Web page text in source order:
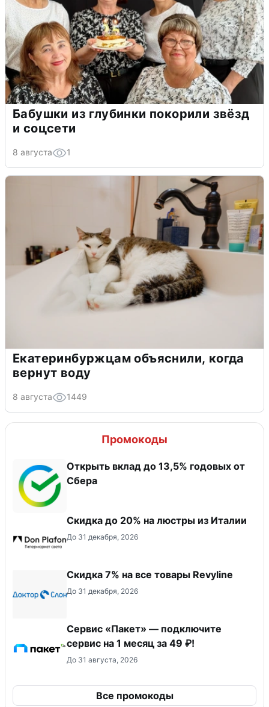
Бабушки из глубинки покорили звёзд
и соцсети
8 августа 1
Екатеринбуржцам объяснили, когда
вернут воду
8 августа 1449
Промокоды
Открыть вклад до 13,5% годовых от
Сбера
Скидка до 20% на люстры из Италии
До 31 декабря, 2026
​Скидка 7% на все товары Revyline
До 31 декабря, 2026
Сервис «Пакет» — подключите
сервис на 1 месяц за 49 ₽!
До 31 августа, 2026
Все промокоды